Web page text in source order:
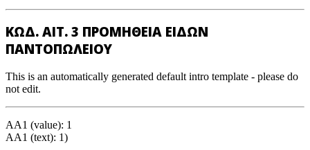
ΚΩΔ. ΑΙΤ. 3 ΠΡΟΜΗΘΕΙΑ ΕΙΔΩΝ
ΠΑΝΤΟΠΩΛΕΙΟΥ
This is an automatically generated default intro template - please do
not edit.
AA1 (value): 1
AA1 (text): 1)